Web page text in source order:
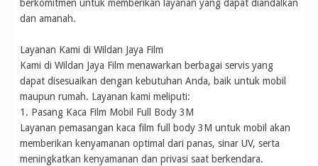
berkomitmen untuk memberikan layanan yang dapat diandalkan
dan amanah.
Layanan Kami di Wildan Jaya Film
Kami di Wildan Jaya Film menawarkan berbagai servis yang
dapat disesuaikan dengan kebutuhan Anda, baik untuk mobil
maupun rumah. Layanan kami meliputi:
1. Pasang Kaca Film Mobil Full Body 3M
Layanan pemasangan kaca film full body 3M untuk mobil akan
memberikan kenyamanan optimal dari panas, sinar UV, serta
meningkatkan kenyamanan dan privasi saat berkendara.